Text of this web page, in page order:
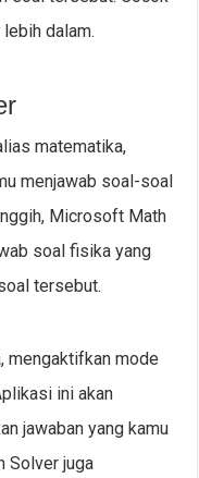
dalam.
matematika,
menjawab soal-soal
Microsoft Math
soal fisika yang
tersebut.
mengaktifkan mode
ini akan
jawaban yang kamu
Solver juga